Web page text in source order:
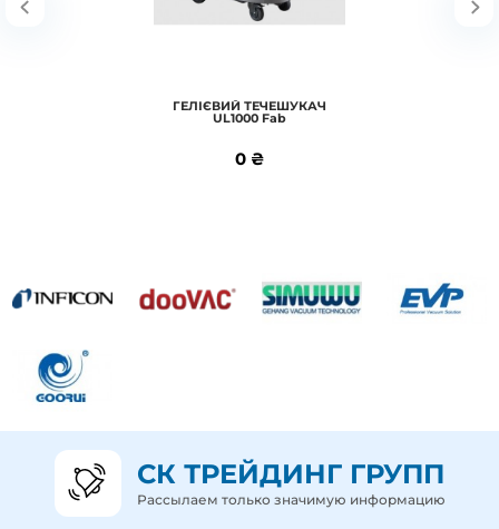
ГЕЛІЄВИЙ ТЕЧЕШУКАЧ
UL1000 Fab
0 ₴
0 ₴
СК ТРЕЙДИНГ ГРУПП
Рассылаем только значимую информацию